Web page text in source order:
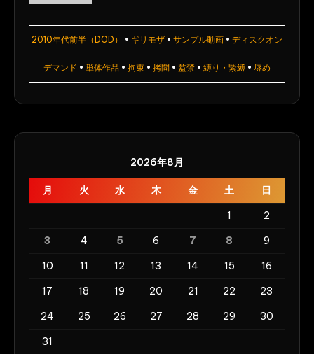
パ
ル
タ
族
2010年代前半（DOD） • ギリモザ • サンプル動画 • ディスクオン
デマンド • 単体作品 • 拘束 • 拷問 • 監禁 • 縛り・緊縛 • 辱め
2026年8月
月 火 水 木 金 土
日
1
2
3
4 5 6 7 8
9
10
11 12 13 14 15
16
17
18 19 20 21 22
23
24
25 26 27 28 29
30
31